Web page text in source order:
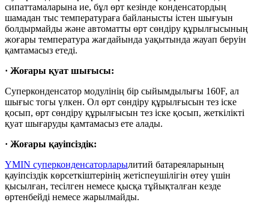
сипаттамаларына ие, бұл өрт кезінде конденсатордың
шамадан тыс температураға байланысты істен шығуын
болдырмайды және автоматты өрт сөндіру құрылғысының
жоғары температура жағдайында уақытында жауап беруін
қамтамасыз етеді.
· Жоғары қуат шығысы:
Суперконденсатор модулінің бір сыйымдылығы 160F, ал
шығыс тогы үлкен. Ол өрт сөндіру құрылғысын тез іске
қосып, өрт сөндіру құрылғысын тез іске қосып, жеткілікті
қуат шығаруды қамтамасыз ете алады.
· Жоғары қауіпсіздік:
YMIN суперконденсаторларылитий батареяларының
қауіпсіздік көрсеткіштерінің жетіспеушілігін өтеу үшін
қысылған, тесілген немесе қысқа тұйықталған кезде
өртенбейді немесе жарылмайды.